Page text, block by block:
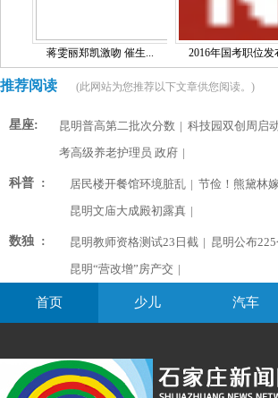
蒋雯丽郑凯激吻 催生... 2016年国考职位发
推荐阅读 (此网站为您推荐以下文章供您阅读。)
星座: 昆明普高第二批次分数 | 科技园双创周启
考高级养老护理员 政府 |
科普 : 居民楼开餐馆环境脏乱 | 节俭！熊黛林
昆明文庙大成殿初露真 |
数独 : 昆明教师资格测试23日截 | 昆明公布
昆明“营改增”房产交 |
首页 少儿 汽车